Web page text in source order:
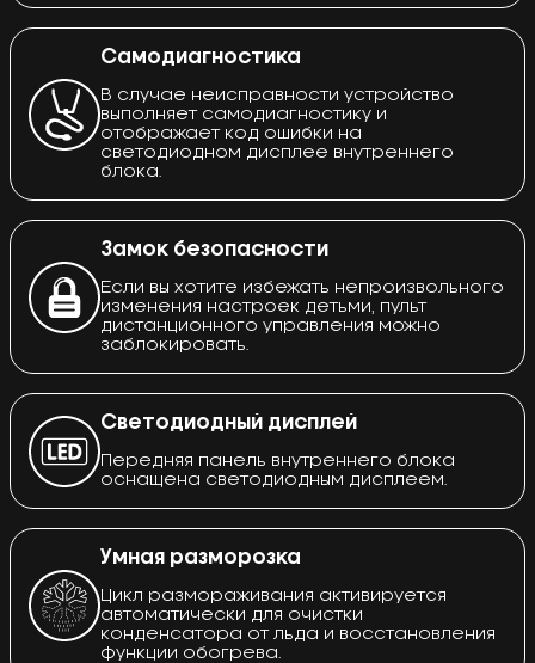
Самодиагностика
В случае неисправности устройство
выполняет самодиагностику и
отображает код ошибки на
светодиодном дисплее внутреннего
блока.
Замок безопасности
Если вы хотите избежать непроизвольного
изменения настроек детьми, пульт
дистанционного управления можно
заблокировать.
Светодиодный дисплей
Передняя панель внутреннего блока
оснащена светодиодным дисплеем.
Умная разморозка
Цикл размораживания активируется
автоматически для очистки
конденсатора от льда и восстановления
функции обогрева.